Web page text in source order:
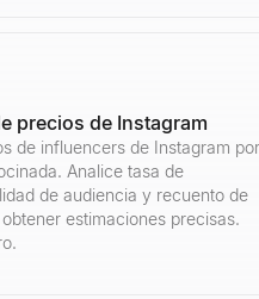
precios de Instagram
de influencers de Instagram por
Analice tasa de
de audiencia y recuento de
estimaciones precisas.